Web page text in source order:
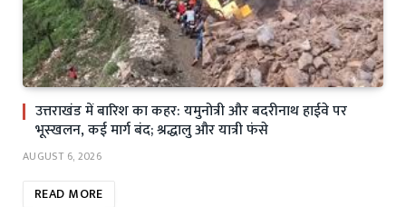
उत्तराखंड में बारिश का कहर: यमुनोत्री और बदरीनाथ हाईवे पर
भूस्खलन, कई मार्ग बंद; श्रद्धालु और यात्री फंसे
AUGUST 6, 2026
READ MORE